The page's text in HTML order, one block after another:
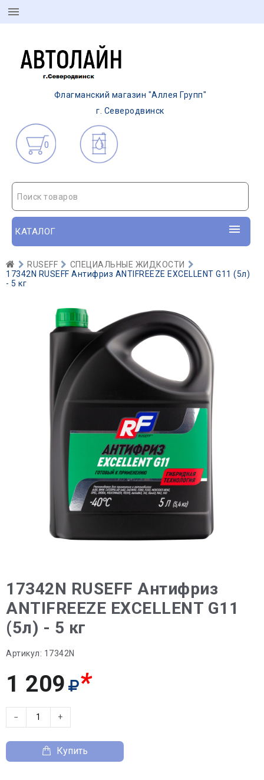
Флагманский магазин "Аллея Групп"
г. Северодвинск
0
Поиск товаров
КАТАЛОГ
RUSEFF
СПЕЦИАЛЬНЫЕ ЖИДКОСТИ
17342N RUSEFF Антифриз ANTIFREEZE EXCELLENT G11 (5л)
- 5 кг
17342N RUSEFF Антифриз
ANTIFREEZE EXCELLENT G11
(5л) - 5 кг
Артикул: 17342N
1 209 *
− +
Купить